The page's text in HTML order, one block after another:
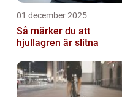
01 december 2025
Så märker du att
hjullagren är slitna